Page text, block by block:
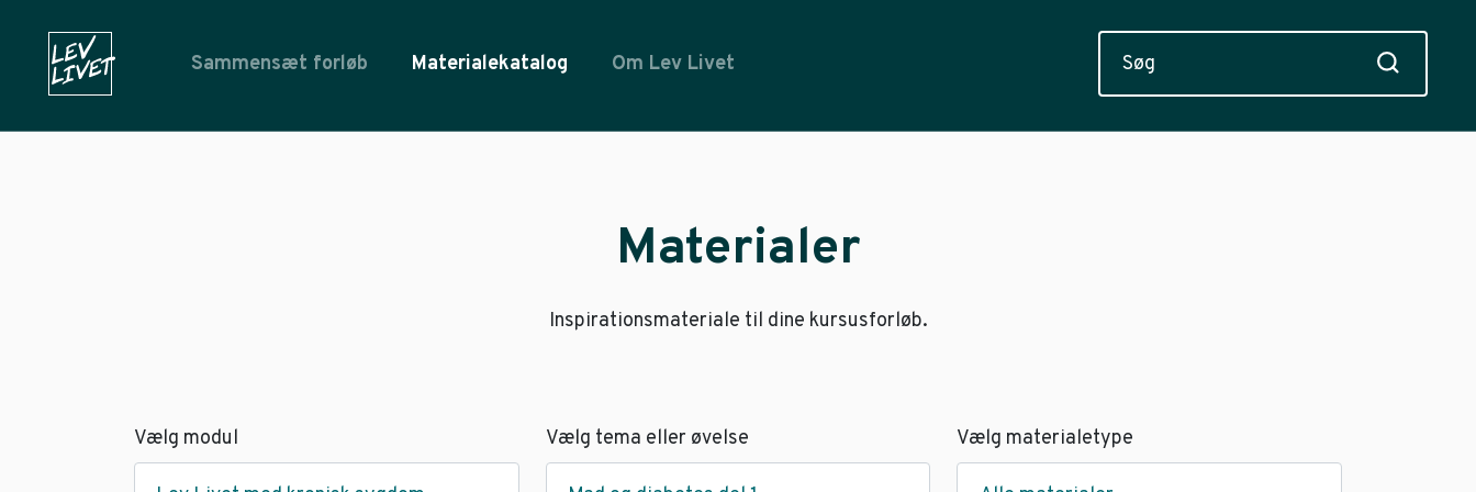
Sammensæt forløb Materialekatalog Om Lev Livet
Materialer
Inspirationsmateriale til dine kursusforløb.
Vælg modul Vælg tema eller øvelse Vælg materialetype